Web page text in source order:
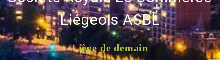
Liégeois ASBL
Liège de demain